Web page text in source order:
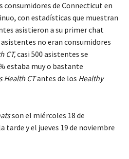
consumidores de Connecticut en
con estadísticas que muestran
asistieron a su primer chat
no eran consumidores
CT,casi 500 asistentes se
estaba muy o bastante
Health CTantes de los Healthy
son el miércoles 18 de
tarde y el jueves 19 de noviembre